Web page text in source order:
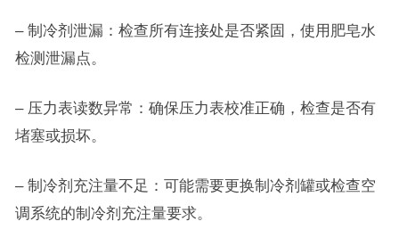
– 制冷剂泄漏：检查所有连接处是否紧固，使用肥皂水
检测泄漏点。
– 压力表读数异常：确保压力表校准正确，检查是否有
堵塞或损坏。
– 制冷剂充注量不足：可能需要更换制冷剂罐或检查空
调系统的制冷剂充注量要求。